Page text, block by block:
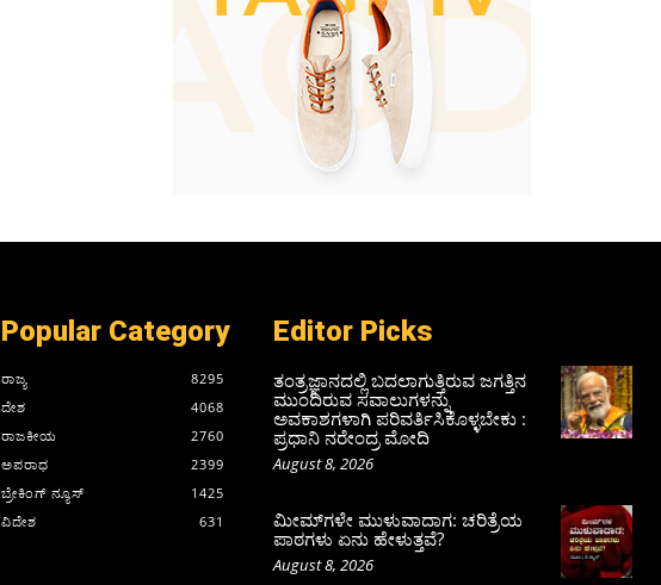
Popular Category
ರಾಜ್ಯ
8295
ದೇಶ
4068
ರಾಜಕೀಯ
2760
ಅಪರಾಧ
2399
ಬ್ರೇಕಿಂಗ್ ನ್ಯೂಸ್
1425
ವಿದೇಶ
631
Editor Picks
ತಂತ್ರಜ್ಞಾನದಲ್ಲಿ ಬದಲಾಗುತ್ತಿರುವ ಜಗತ್ತಿನ
ಮುಂದಿರುವ ಸವಾಲುಗಳನ್ನು
ಅವಕಾಶಗಳಾಗಿ ಪರಿವರ್ತಿಸಿಕೊಳ್ಳಬೇಕು :
ಪ್ರಧಾನಿ ನರೇಂದ್ರ ಮೋದಿ
August 8, 2026
ಮೀಮ್‌ಗಳೇ ಮುಳುವಾದಾಗ: ಚರಿತ್ರೆಯ
ಪಾಠಗಳು ಏನು ಹೇಳುತ್ತವೆ?
August 8, 2026